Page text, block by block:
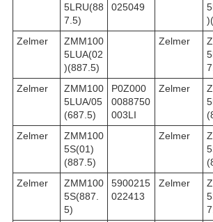
5LRU(88
7.5)
025049
Zelmer
ZMM100
5LUA(02
)(887.5)
Zelmer
Zelmer
ZMM100
5LUA/05
(687.5)
P0Z000
0088750
003LI
Zelmer
Zelmer
ZMM100
5S(01)
(887.5)
Zelmer
Zelmer
ZMM100
5S(887.
5)
5900215
022413
Zelmer